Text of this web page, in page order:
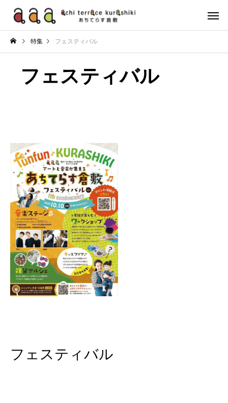
特集 フェスティバル
フェスティバル
フェスティバル